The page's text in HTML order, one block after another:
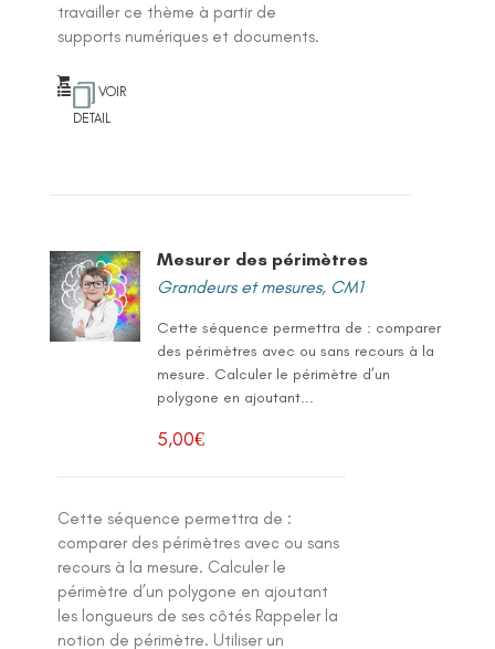
travailler ce thème à partir de
supports numériques et documents.
VOIR
DETAIL
Mesurer des périmètres
Grandeurs et mesures, CM1
Cette séquence permettra de : comparer
des périmètres avec ou sans recours à la
mesure. Calculer le périmètre d’un
polygone en ajoutant...
5,00€
Cette séquence permettra de :
comparer des périmètres avec ou sans
recours à la mesure. Calculer le
périmètre d’un polygone en ajoutant
les longueurs de ses côtés Rappeler la
notion de périmètre. Utiliser un